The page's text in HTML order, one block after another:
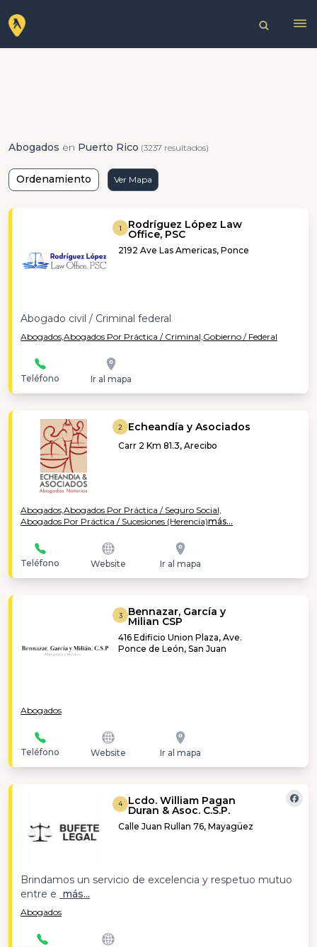
Abogados en Puerto Rico (3237 resultados)
Ordenamiento Ver Mapa
1 Rodríguez López Law
Office, PSC
2192 Ave Las Americas, Ponce
Abogado civil / Criminal federal
Abogados,Abogados Por Práctica / Criminal,Gobierno / Federal
Teléfono Ir al mapa
2 Echeandía y Asociados
Carr 2 Km 81.3, Arecibo
Abogados,Abogados Por Práctica / Seguro Social,
Abogados Por Práctica / Sucesiones (Herencia)más...
Teléfono Website Ir al mapa
3 Bennazar, García y
Milian CSP
416 Edificio Union Plaza, Ave.
Ponce de León, San Juan
Abogados
Teléfono Website Ir al mapa
4 Lcdo. William Pagan
Duran & Asoc. C.S.P.
Calle Juan Rullan 76, Mayagüez
Brindamos un servicio de excelencia y respetuo mutuo
entre e más...
Abogados